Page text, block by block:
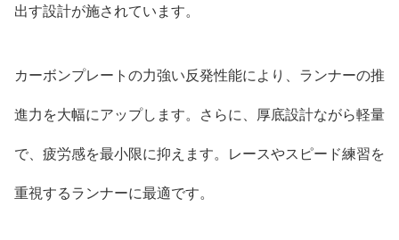
出す設計が施されています。
カーボンプレートの力強い反発性能により、ランナーの推
進力を大幅にアップします。さらに、厚底設計ながら軽量
で、疲労感を最小限に抑えます。レースやスピード練習を
重視するランナーに最適です。